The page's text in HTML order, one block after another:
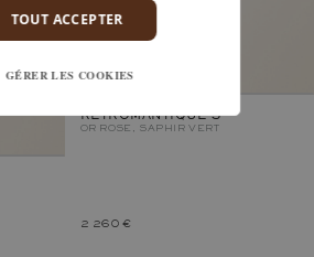
RÉTROMANTIQUE S
OR ROSE, SAPHIR VERT
2 260 €
TOUT ACCEPTER
GÉRER LES COOKIES